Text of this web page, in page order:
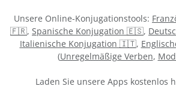
Unsere Online-Konjugationstools:
🇫🇷, Spanische Konjugation 🇪🇸,
Italienische Konjugation 🇮🇹,
(Unregelmäßige Verben,
Laden Sie unsere Apps kostenlos